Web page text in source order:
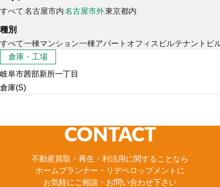
すべて 名古屋市内名古屋市外東京都内
種別
すべて一棟マンション一棟アパート オフィスビルテナントビ
倉庫・工場
岐阜市茜部新所一丁目
倉庫(S)
CONTACT
不動産買取・再生・利活用に関することなら
ホームプランナー・リデベロップメントに
お気軽にご相談・お問い合わせ下さい